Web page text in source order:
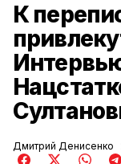
К
Дмитрий Денисенко